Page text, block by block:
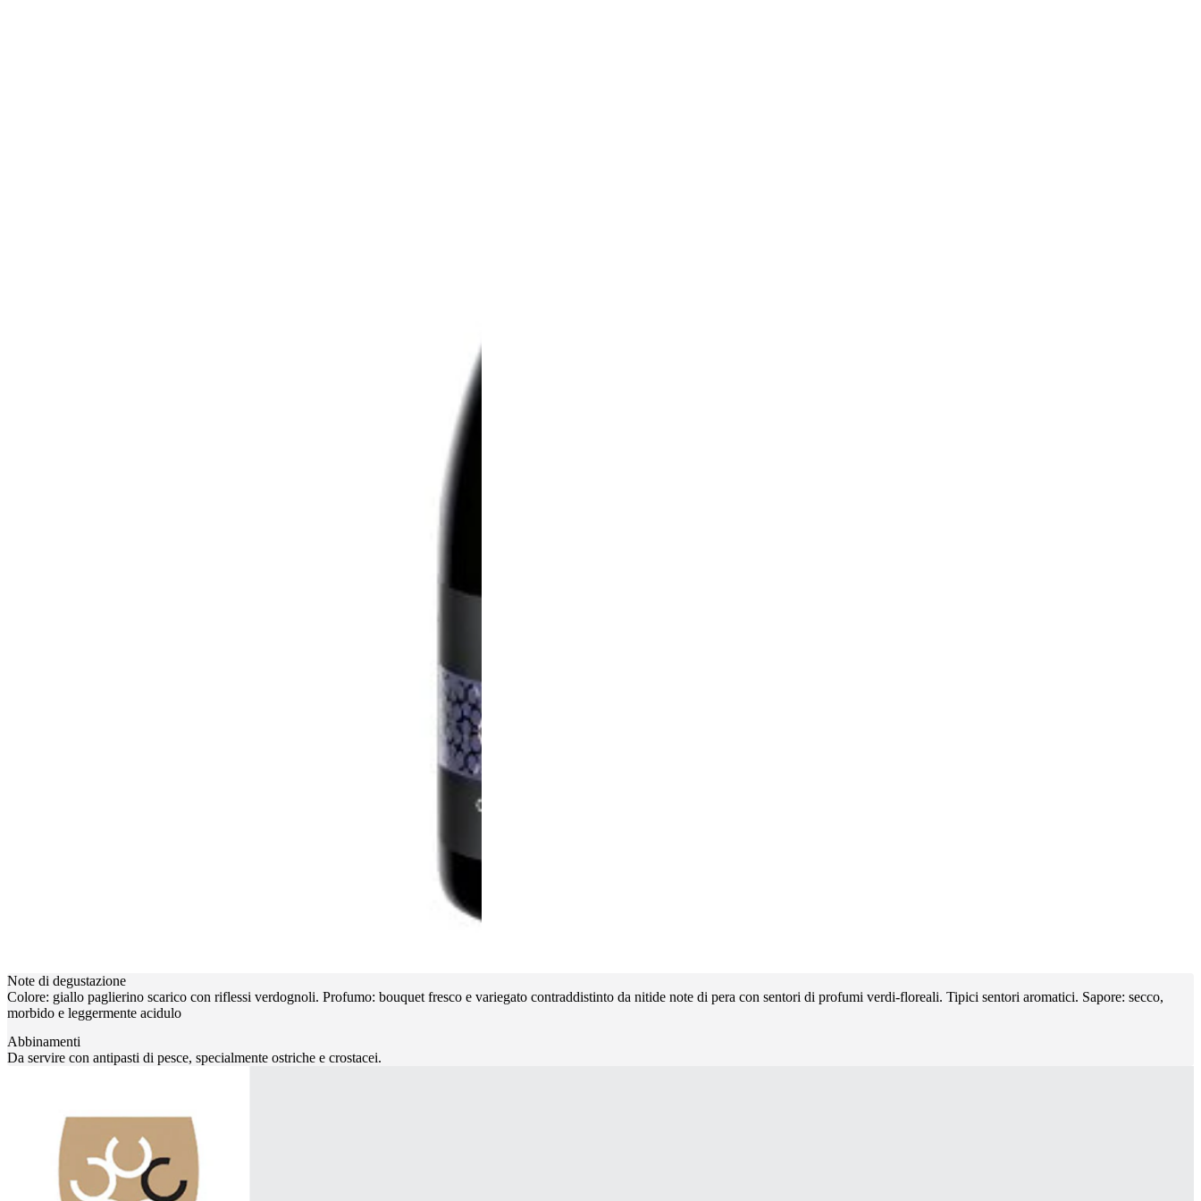
Note di degustazione
Colore: giallo paglierino scarico con riflessi verdognoli. Profumo: bouquet fresco e variegato contraddistinto da nitide note di pera con sentori di profumi verdi-floreali. Tipici sentori aromatici. Sapore: secco,
morbido e leggermente acidulo
Abbinamenti
Da servire con antipasti di pesce, specialmente ostriche e crostacei.